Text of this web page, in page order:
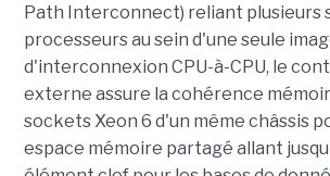
Path Interconnect) reliant plusieurs
processeurs au sein d'une seule
d'interconnexion CPU-à-CPU, le
externe assure la cohérence
sockets Xeon 6 d'un même châssis
espace mémoire partagé allant